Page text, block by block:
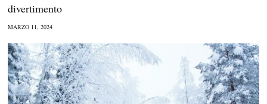
divertimento
MARZO 11, 2024